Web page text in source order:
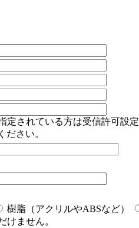
定されている方は受信許可設定
ださい。
樹脂（アクリルやABSなど）
ません。